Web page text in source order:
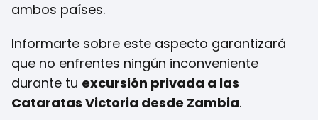
ambos países.
Informarte sobre este aspecto garantizará
que no enfrentes ningún inconveniente
durante tu excursión privada a las
Cataratas Victoria desde Zambia.